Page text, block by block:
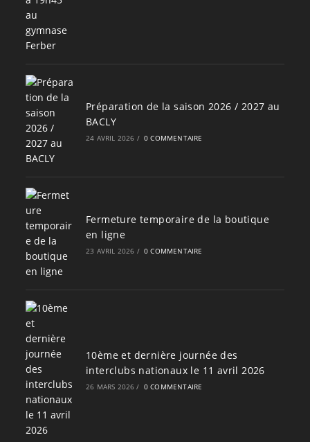
Préparation de la saison 2026 / 2027 au
BACLY
24 AVRIL 2026 / 0 COMMENTAIRE
Fermeture temporaire de la boutique
en ligne
23 AVRIL 2026 / 0 COMMENTAIRE
10ème et dernière journée des
interclubs nationaux le 11 avril 2026
26 MARS 2026 / 0 COMMENTAIRE